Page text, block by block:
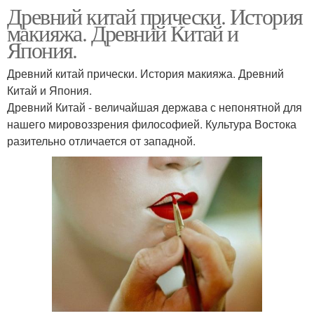
Древний китай прически. История
макияжа. Древний Китай и
Япония.
Древний китай прически. История макияжа. Древний
Китай и Япония.
Древний Китай - величайшая держава с непонятной для
нашего мировоззрения философией. Культура Востока
разительно отличается от западной.